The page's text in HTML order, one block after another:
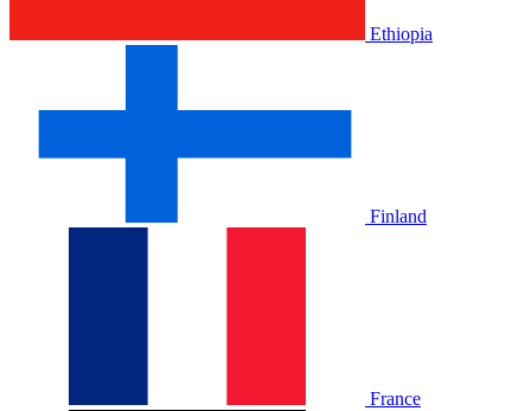
Ethiopia
Finland
France